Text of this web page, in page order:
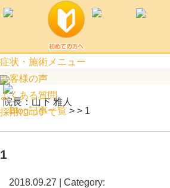
1 | 阿見町口コミ上位のつばめ接骨院
症状・施術メニュー
お客様の声
よくある質問
採用について
院長：山下 雅人
Blog記事一覧 > > 1
1
2018.09.27 | Category: